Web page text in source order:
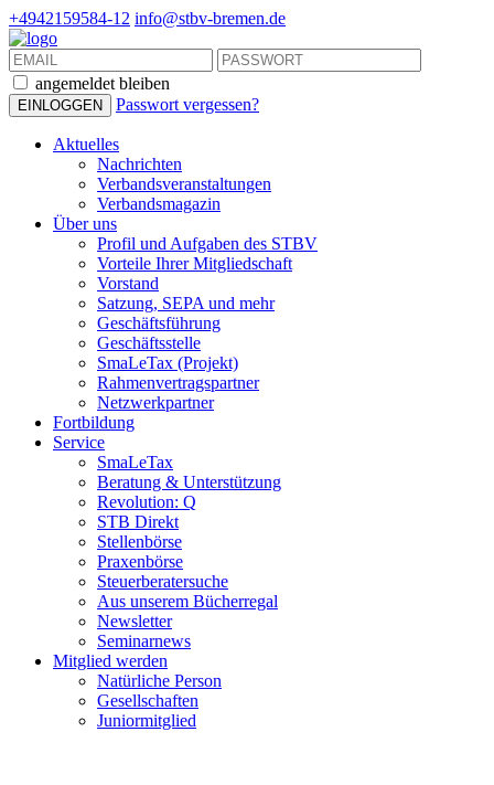
+4942159584-12 info@stbv-bremen.de
angemeldet bleiben
Passwort vergessen?
Aktuelles
Nachrichten
Verbandsveranstaltungen
Verbandsmagazin
Über uns
Profil und Aufgaben des STBV
Vorteile Ihrer Mitgliedschaft
Vorstand
Satzung, SEPA und mehr
Geschäftsführung
Geschäftsstelle
SmaLeTax (Projekt)
Rahmenvertragspartner
Netzwerkpartner
Fortbildung
Service
SmaLeTax
Beratung & Unterstützung
Revolution: Q
STB Direkt
Stellenbörse
Praxenbörse
Steuerberatersuche
Aus unserem Bücherregal
Newsletter
Seminarnews
Mitglied werden
Natürliche Person
Gesellschaften
Juniormitglied